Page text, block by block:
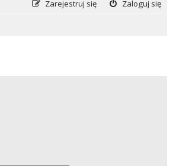
Zaloguj się
Zarejestruj się